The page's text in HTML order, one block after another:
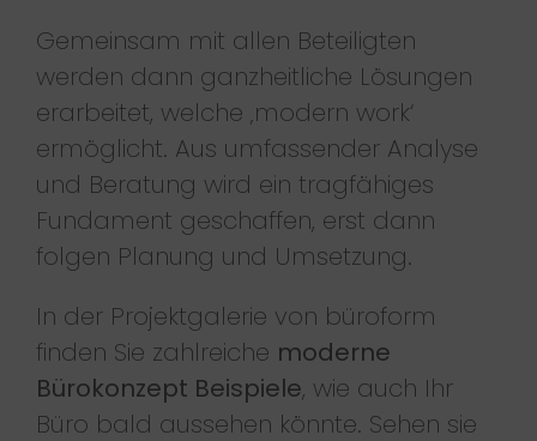
Gemeinsam mit allen Beteiligten
werden dann ganzheitliche Lösungen
erarbeitet, welche ‚modern work‘
ermöglicht. Aus umfassender Analyse
und Beratung wird ein tragfähiges
Fundament geschaffen, erst dann
folgen Planung und Umsetzung.
In der Projektgalerie von büroform
finden Sie zahlreiche moderne
Bürokonzept Beispiele, wie auch Ihr
Büro bald aussehen könnte. Sehen sie